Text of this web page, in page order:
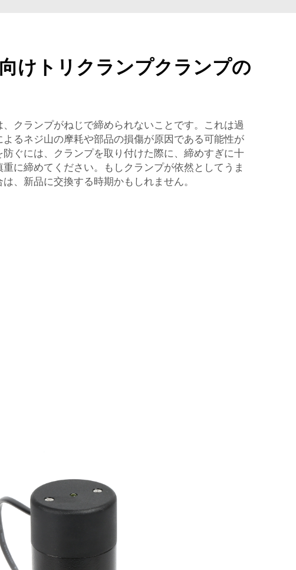
けトリクランプクランプの
、クランプがねじで締められないことです。これは過
よるネジ山の摩耗や部品の損傷が原因である可能性が
防ぐには、クランプを取り付けた際に、締めすぎに十
に締めてください。もしクランプが依然としてうま
、新品に交換する時期かもしれません。